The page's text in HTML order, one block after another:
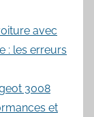
avec
: les erreurs
3008
et